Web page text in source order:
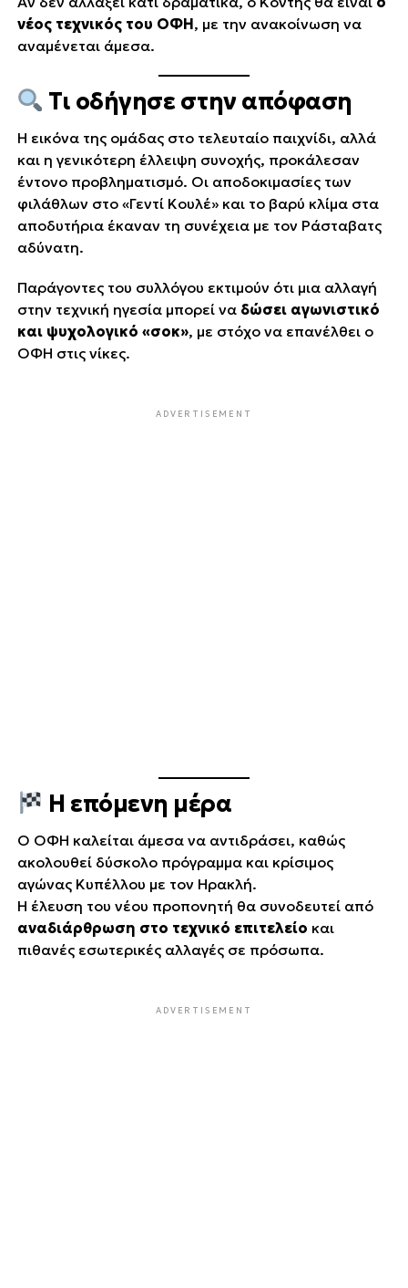
νέος τεχνικός του ΟΦΗ, με την ανακοίνωση να
αναμένεται άμεσα.
Τι οδήγησε στην απόφαση
Η εικόνα της ομάδας στο τελευταίο παιχνίδι, αλλά
και η γενικότερη έλλειψη συνοχής, προκάλεσαν
έντονο προβληματισμό. Οι αποδοκιμασίες των
φιλάθλων στο «Γεντί Κουλέ» και το βαρύ κλίμα στα
αποδυτήρια έκαναν τη συνέχεια με τον Ράσταβατς
αδύνατη.
Παράγοντες του συλλόγου εκτιμούν ότι μια αλλαγή
στην τεχνική ηγεσία μπορεί να δώσει αγωνιστικό
και ψυχολογικό «σοκ», με στόχο να επανέλθει ο
ΟΦΗ στις νίκες.
ADVERTISEMENT
Η επόμενη μέρα
Ο ΟΦΗ καλείται άμεσα να αντιδράσει, καθώς
ακολουθεί δύσκολο πρόγραμμα και κρίσιμος
αγώνας Κυπέλλου με τον Ηρακλή.
Η έλευση του νέου προπονητή θα συνοδευτεί από
αναδιάρθρωση στο τεχνικό επιτελείο και
πιθανές εσωτερικές αλλαγές σε πρόσωπα.
ADVERTISEMENT